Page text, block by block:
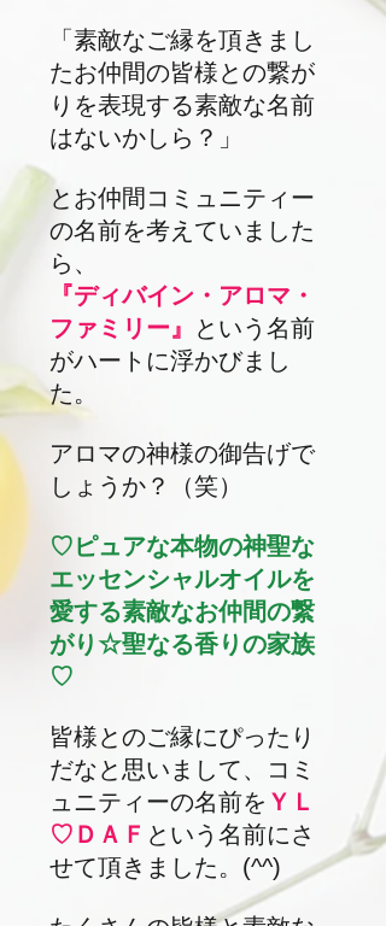
「素敵なご縁を頂きまし
たお仲間の皆様との繋が
りを表現する素敵な名前
はないかしら？」
とお仲間コミュニティー
の名前を考えていました
ら、
『ディバイン・アロマ・
ファミリー』
という名前
がハートに浮かびまし
た。
​アロマの神様の御告げで
しょうか？（笑）
♡ピュアな本物の神聖な
エッセンシャルオイルを
愛する素敵なお仲間の繋
がり☆聖なる香りの家族
♡
皆様とのご縁にぴったり
だなと思いまして、コミ
ュニティーの名前を ＹＬ
♡ＤＡＦ という名前にさ
せて頂きました。(^^)